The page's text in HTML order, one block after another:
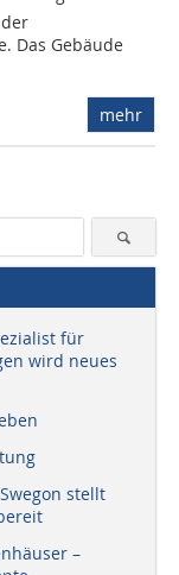
Das Gebäude
mehr
für
wird neues
stellt
–